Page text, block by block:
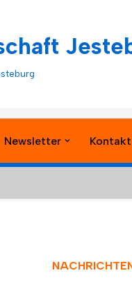
Newsletter Kontakt